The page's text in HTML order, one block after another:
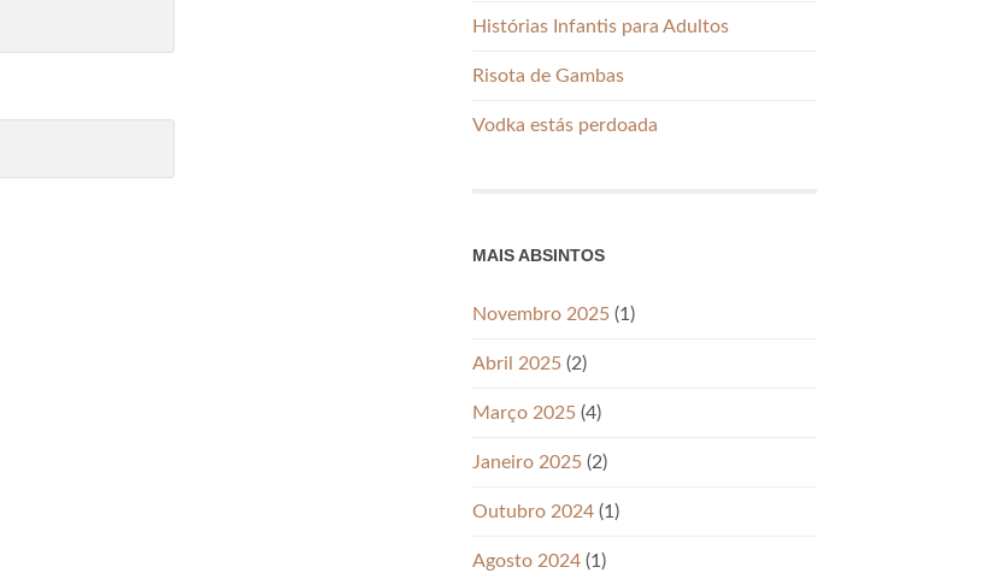
Histórias Infantis para Adultos
Risota de Gambas
Vodka estás perdoada
MAIS ABSINTOS
Novembro 2025 (1)
Abril 2025 (2)
Março 2025 (4)
Janeiro 2025 (2)
Outubro 2024 (1)
Agosto 2024 (1)